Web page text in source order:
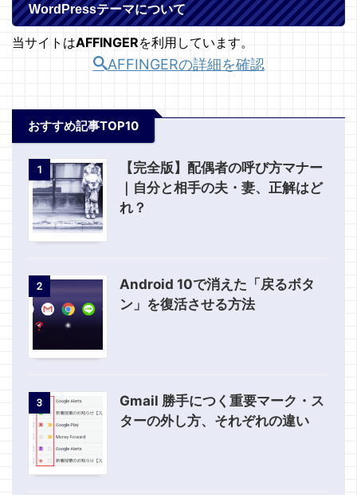
WordPressテーマについて
当サイトはAFFINGERを利用しています。
AFFINGERの詳細を確認
おすすめ記事TOP10
1
【完全版】配偶者の呼び方マナー
｜自分と相手の夫・妻、正解はど
れ？
2
Android 10で消えた「戻るボタ
ン」を復活させる方法
3
Gmail 勝手につく重要マーク・ス
ターの外し方、それぞれの違い